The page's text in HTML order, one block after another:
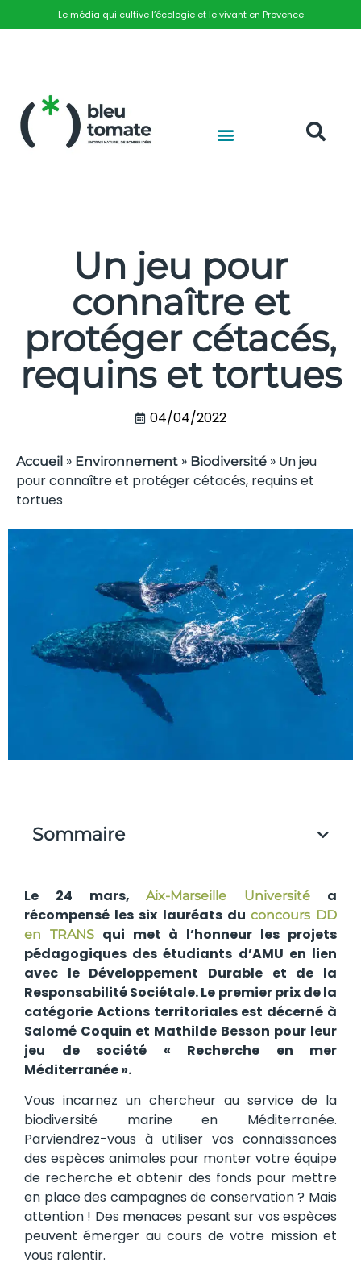
Le média qui cultive l’écologie et le vivant en Provence
Un jeu pour
connaître et
protéger cétacés,
requins et tortues
04/04/2022
Accueil » Environnement » Biodiversité » Un jeu
pour connaître et protéger cétacés, requins et
tortues
Sommaire
Le 24 mars,Aix-Marseille Université
a
récompensé les six lauréats du concours DD
en TRANSqui met à l’honneur les projets
pédagogiques des étudiants d’AMU en lien
avec le Développement Durable et de la
Responsabilité Sociétale. Le premier prix de la
catégorie Actions territoriales est décerné à
Salomé Coquin et Mathilde Besson pour leur
jeu de société « Recherche en mer
Méditerranée ».
Vous incarnez un chercheur au service de la
biodiversité marine en Méditerranée.
Parviendrez-vous à utiliser vos connaissances
des espèces animales pour monter votre équipe
de recherche et obtenir des fonds pour mettre
en place des campagnes de conservation ? Mais
attention ! Des menaces pesant sur vos espèces
peuvent émerger au cours de votre mission et
vous ralentir.